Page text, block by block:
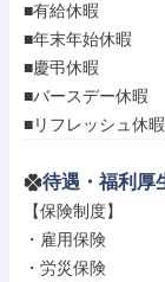
■有給休暇
■年末年始休暇
■慶弔休暇
■バースデー休暇
■リフレッシュ休暇
待遇・福利厚
【保険制度】
・雇用保険
・労災保険